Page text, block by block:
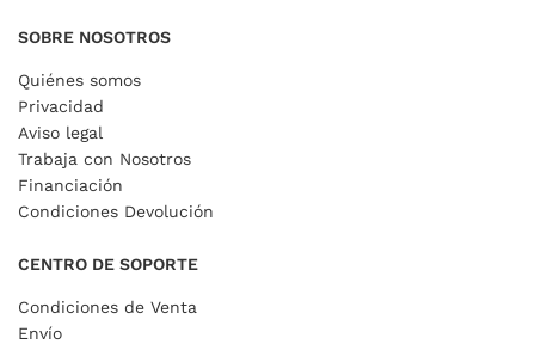
SOBRE NOSOTROS
Quiénes somos
Privacidad
Aviso legal
Trabaja con Nosotros
Financiación
Condiciones Devolución
CENTRO DE SOPORTE
Condiciones de Venta
Envío